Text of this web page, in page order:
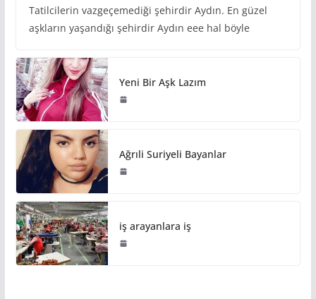
Tatilcilerin vazgeçemediği şehirdir Aydın. En güzel
aşkların yaşandığı şehirdir Aydın eee hal böyle
Yeni Bir Aşk Lazım
Ağrıli Suriyeli Bayanlar
iş arayanlara iş